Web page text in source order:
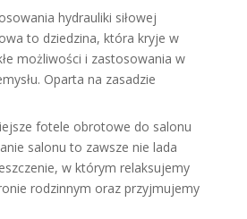
hydrauliki siłowej
to dziedzina, która kryje w
możliwości i zastosowania w
Oparta na zasadzie
fotele obrotowe do salonu
salonu to zawsze nie lada
w którym relaksujemy
rodzinnym oraz przyjmujemy